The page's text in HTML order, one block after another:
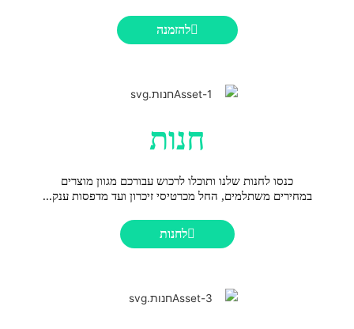
להזמנה
חנות
כנסו לחנות שלנו ותוכלו לרכוש עבורכם מגוון מוצרים
במחירים משתלמים, החל מכרטיסי זיכרון ועד מדפסות ענק...
לחנות